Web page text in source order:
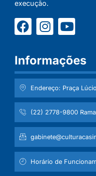
execução.
Informações
Endereço: Praça
(22) 2778-9800
Horário de